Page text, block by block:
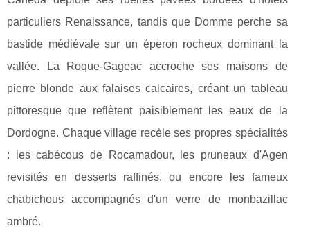
particuliers Renaissance, tandis que Domme perche sa
bastide médiévale sur un éperon rocheux dominant la
vallée. La Roque-Gageac accroche ses maisons de
pierre blonde aux falaises calcaires, créant un tableau
pittoresque que reflètent paisiblement les eaux de la
Dordogne. Chaque village recèle ses propres spécialités
: les cabécous de Rocamadour, les pruneaux d'Agen
revisités en desserts raffinés, ou encore les fameux
chabichous accompagnés d'un verre de monbazillac
ambré.